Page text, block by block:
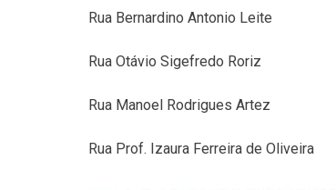
Rua Bernardino Antonio Leite
Rua Otávio Sigefredo Roriz
Rua Manoel Rodrigues Artez
Rua Prof. Izaura Ferreira de Oliveira